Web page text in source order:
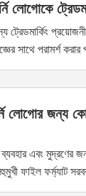
লোগোকে
প্রয়োজনীয়
সাথে পরামর্শ করার
লোগোর জন্য
এবং মুদ্রণের
ফাইল ফর্ম্যাট